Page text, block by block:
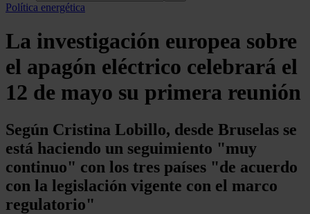
Política energética
La investigación europea sobre
el apagón eléctrico celebrará el
12 de mayo su primera reunión
Según Cristina Lobillo, desde Bruselas se
está haciendo un seguimiento "muy
continuo" con los tres países "de acuerdo
con la legislación vigente con el marco
regulatorio"